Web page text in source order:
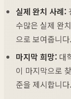
실제 완치 사례:
수많은 실제 완
으로 보여줍니다.
마지막 희망: 대
이 마지막으로
준을 제시합니다.